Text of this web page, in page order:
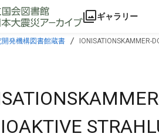
ギャラリー
開発機構図書館蔵書 IONISATIONSKAMMER-